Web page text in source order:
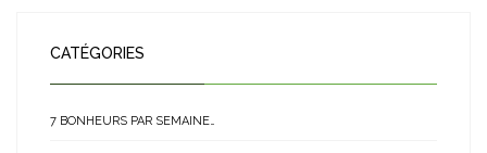
CATÉGORIES
7 BONHEURS PAR SEMAINE…